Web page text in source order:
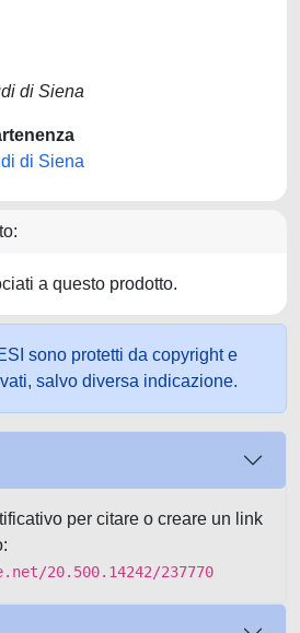
di Siena
di Siena
a questo prodotto.
sono protetti da copyright e
salvo diversa indicazione.
per citare o creare un link
20.500.14242/237770